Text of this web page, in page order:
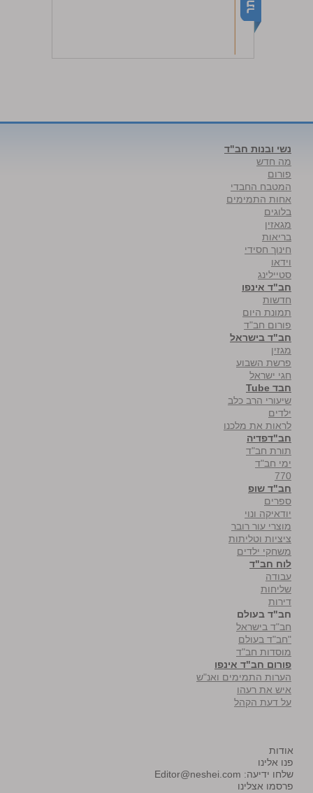
נשי ובנות חב"ד
מה חדש
פורום
המטבח החבדי
אחות התמימים
בלוגים
מגאזין
בריאות
חינוך חסידי
וידאו
סטיילינג
חב"ד אינפו
חדשות
תמונת היום
פורום חב"ד
חב"ד בישראל
מגזין
פרשת השבוע
חגי ישראל
חבד Tube
שיעורי הרב כלב
ילדים
לראות את מלכנו
חב"דפדיה
תורת חב"ד
ימי חב"ד
770
חב"ד שופ
ספרים
יודאיקה ונוי
מוצרי עור רובר
ציציות וטליתות
משחקי ילדים
לוח חב"ד
עבודה
שליחות
דירות
חב"ד בעולם
חב"ד בישראל
"חב"ד בעולם
מוסדות חב"ד
פורום חב"ד אינפו
הערות התמימים ואנ"ש
איש את רעהו
על דעת הקהל
אודות
פנו אלינו
שלחו ידיעה: Editor@neshei.com
פרסמו אצלינו